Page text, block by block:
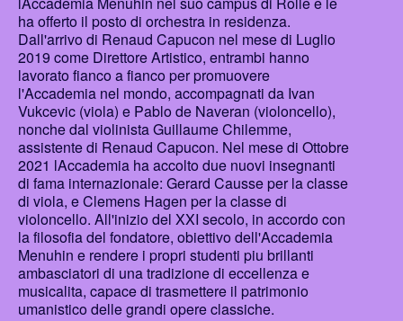
ha offerto il posto di orchestra in residenza.
Dall'arrivo di Renaud Capucon nel mese di Luglio
2019 come Direttore Artistico, entrambi hanno
lavorato fianco a fianco per promuovere
l'Accademia nel mondo, accompagnati da Ivan
Vukcevic (viola) e Pablo de Naveran (violoncello),
nonche dal violinista Guillaume Chilemme,
assistente di Renaud Capucon. Nel mese di Ottobre
2021 lAccademia ha accolto due nuovi insegnanti
di fama internazionale: Gerard Causse per la classe
di viola, e Clemens Hagen per la classe di
violoncello. All'inizio del XXI secolo, in accordo con
la filosofia del fondatore, obiettivo dell'Accademia
Menuhin e rendere i propri studenti piu brillanti
ambasciatori di una tradizione di eccellenza e
musicalita, capace di trasmettere il patrimonio
umanistico delle grandi opere classiche.